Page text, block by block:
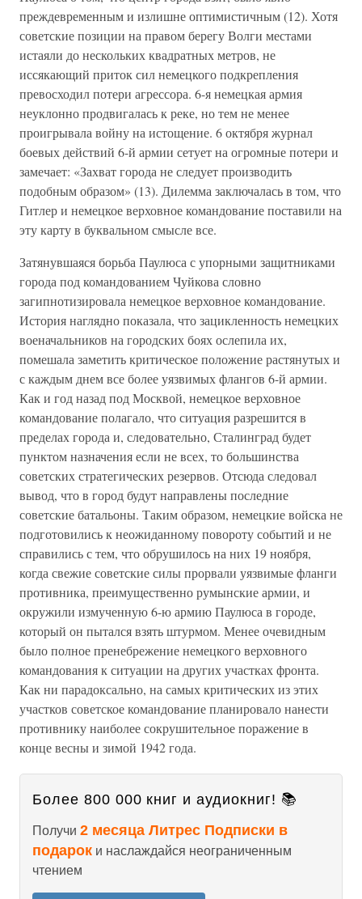
преждевременным и излишне оптимистичным (12). Хотя
советские позиции на правом берегу Волги местами
истаяли до нескольких квадратных метров, не
иссякающий приток сил немецкого подкрепления
превосходил потери агрессора. 6-я немецкая армия
неуклонно продвигалась к реке, но тем не менее
проигрывала войну на истощение. 6 октября журнал
боевых действий 6-й армии сетует на огромные потери и
замечает: «Захват города не следует производить
подобным образом» (13). Дилемма заключалась в том, что
Гитлер и немецкое верховное командование поставили на
эту карту в буквальном смысле все.
Затянувшаяся борьба Паулюса с упорными защитниками
города под командованием Чуйкова словно
загипнотизировала немецкое верховное командование.
История наглядно показала, что зацикленность немецких
военачальников на городских боях ослепила их,
помешала заметить критическое положение растянутых и
с каждым днем все более уязвимых флангов 6-й армии.
Как и год назад под Москвой, немецкое верховное
командование полагало, что ситуация разрешится в
пределах города и, следовательно, Сталинград будет
пунктом назначения если не всех, то большинства
советских стратегических резервов. Отсюда следовал
вывод, что в город будут направлены последние
советские батальоны. Таким образом, немецкие войска не
подготовились к неожиданному повороту событий и не
справились с тем, что обрушилось на них 19 ноября,
когда свежие советские силы прорвали уязвимые фланги
противника, преимущественно румынские армии, и
окружили измученную 6-ю армию Паулюса в городе,
который он пытался взять штурмом. Менее очевидным
было полное пренебрежение немецкого верховного
командования к ситуации на других участках фронта.
Как ни парадоксально, на самых критических из этих
участков советское командование планировало нанести
противнику наиболее сокрушительное поражение в
конце весны и зимой 1942 года.
Более 800 000 книг и аудиокниг! 📚
Получи 2 месяца Литрес Подписки в
подарок и наслаждайся неограниченным
чтением